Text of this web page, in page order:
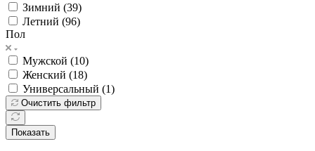
Зимний (39)
Летний (96)
Пол
Мужской (10)
Женский (18)
Универсальный (1)
Очистить фильтр
Показать